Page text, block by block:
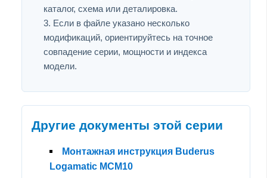
каталог, схема или деталировка.
Если в файле указано несколько
модификаций, ориентируйтесь на точное
совпадение серии, мощности и индекса
модели.
Другие документы этой серии
Монтажная инструкция Buderus
Logamatic MCM10